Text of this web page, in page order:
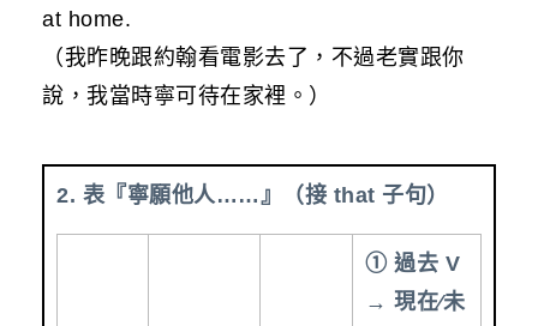
at home.
（我昨晚跟約翰看電影去了，不過老實跟你
說，我當時寧可待在家裡。）
2. 表『寧願他人……』（接 that 子句）
① 過去 V
→ 現在∕未